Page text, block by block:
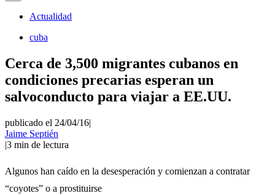
Actualidad
cuba
Cerca de 3,500 migrantes cubanos en
condiciones precarias esperan un
salvoconducto para viajar a EE.UU.
publicado el 24/04/16|
Jaime Septién
|3 min de lectura
Algunos han caído en la desesperación y comienzan a contratar
“coyotes” o a prostituirse